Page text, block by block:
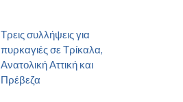
Τρεις συλλήψεις για
πυρκαγιές σε Τρίκαλα,
Ανατολική Αττική και
Πρέβεζα